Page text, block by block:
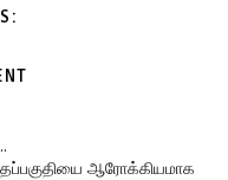
ஆரோக்கியமாக